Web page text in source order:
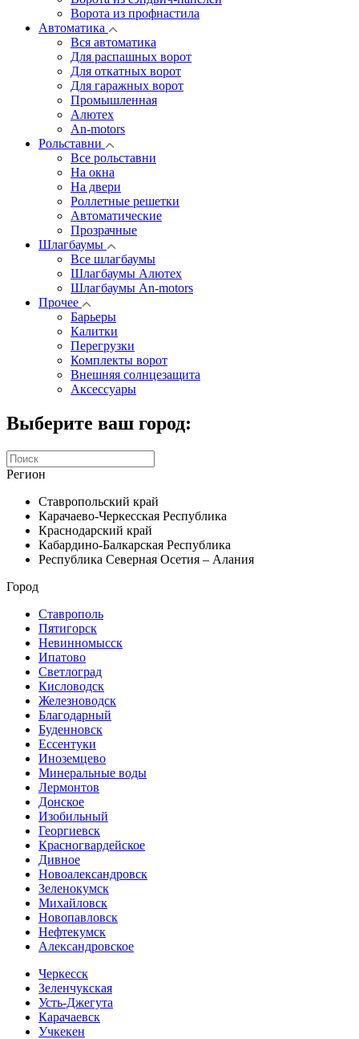
Ворота из профнастила
Автоматика
Вся автоматика
Для распашных ворот
Для откатных ворот
Для гаражных ворот
Промышленная
Алютех
An-motors
Рольставни
Все рольставни
На окна
На двери
Роллетные решетки
Автоматические
Прозрачные
Шлагбаумы
Все шлагбаумы
Шлагбаумы Алютех
Шлагбаумы An-motors
Прочее
Барьеры
Калитки
Перегрузки
Комплекты ворот
Внешняя солнцезащита
Аксессуары
Выберите ваш город:
Регион
Ставропольский край
Карачаево-Черкесская Республика
Краснодарский край
Кабардино-Балкарская Республика
Республика Северная Осетия – Алания
Город
Ставрополь
Пятигорск
Невинномысск
Ипатово
Светлоград
Кисловодск
Железноводск
Благодарный
Буденновск
Ессентуки
Иноземцево
Минеральные воды
Лермонтов
Донское
Изобильный
Георгиевск
Красногвардейское
Дивное
Новоалександровск
Зеленокумск
Михайловск
Новопавловск
Нефтекумск
Александровское
Черкесск
Зеленчукская
Усть-Джегута
Карачаевск
Учкекен